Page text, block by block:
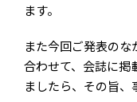
ます。
また今回ご発表の
合わせて、会誌に掲
ましたら、その旨、